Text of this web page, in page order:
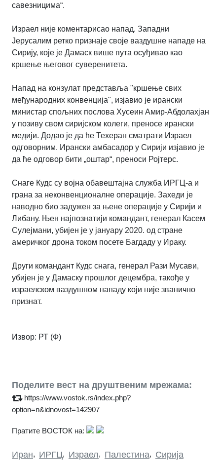
савезницима“.
Израел није коментарисао напад. Западни
Јерусалим ретко признаје своје ваздушне нападе на
Сирију, које је Дамаск више пута осуђивао као
кршење његовог суверенитета.
Напад на конзулат представља "кршење свих
међународних конвенција", изјавио је ирански
министар спољних послова Хусеин Амир-Абдолахјан
у позиву свом сиријском колеги, преносе ирански
медији. Додао је да ће Техеран сматрати Израел
одговорним. Ирански амбасадор у Сирији изјавио је
да ће одговор бити „оштар“, преноси Ројтерс.
Снаге Кудс су војна обавештајна служба ИРГЦ-а и
грана за неконвенционалне операције. Захеди је
наводно био задужен за њене операције у Сирији и
Либану. Њен најпознатији командант, генерал Касем
Сулејмани, убијен је у јануару 2020. од стране
америчког дрона током посете Багдаду у Ираку.
Други командант Кудс снага, генерал Рази Мусави,
убијен је у Дамаску прошлог децембра, такође у
израелском ваздушном нападу који није званично
признат.
Извор: РТ (Ф)
Поделите вест на друштвеним мрежама:
https://www.vostok.rs/index.php?
option=n&idnovost=142907
Пратите ВОСТОК на:
Иран, ИРГЦ, Израел, Палестина, Сирија